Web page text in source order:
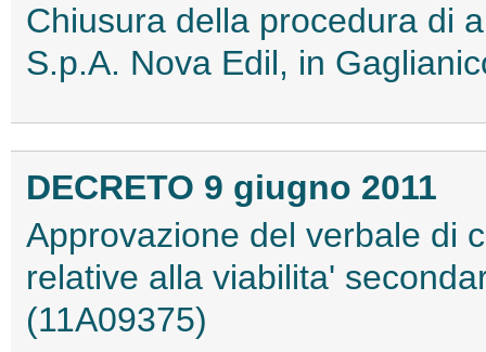
Chiusura della procedura di
S.p.A. Nova Edil, in
DECRETO 9 giugno 2011
Approvazione del verbale di
relative alla viabilita'
(11A09375)